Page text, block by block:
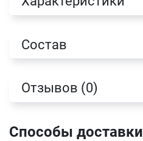
Состав
Отзывов (0)
Способы доставки